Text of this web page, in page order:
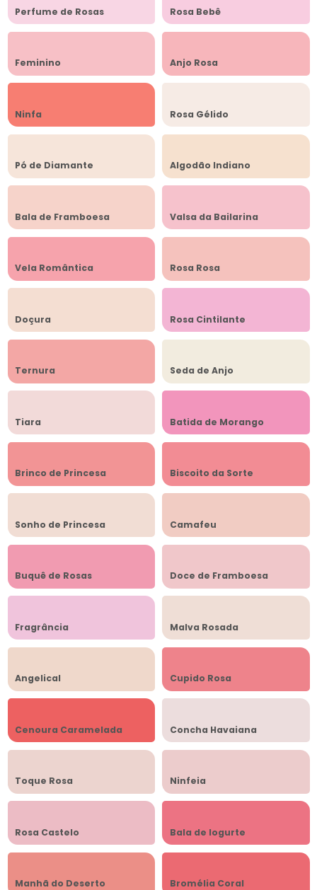
Perfume de Rosas Rosa Bebê
Feminino Anjo Rosa
Ninfa Rosa Gélido
Pó de Diamante Algodão Indiano
Bala de Framboesa Valsa da Bailarina
Vela Romântica Rosa Rosa
Doçura Rosa Cintilante
Ternura Seda de Anjo
Tiara Batida de Morango
Brinco de Princesa Biscoito da Sorte
Sonho de Princesa Camafeu
Buquê de Rosas Doce de Framboesa
Fragrância Malva Rosada
Angelical Cupido Rosa
Cenoura Caramelada Concha Havaiana
Toque Rosa Ninfeia
Rosa Castelo Bala de Iogurte
Manhã do Deserto Bromélia Coral